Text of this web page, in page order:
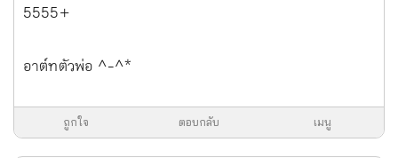
5555+
อาต์ทตัวพ่อ ^-^*
ถูกใจ ตอบกลับ เมนู